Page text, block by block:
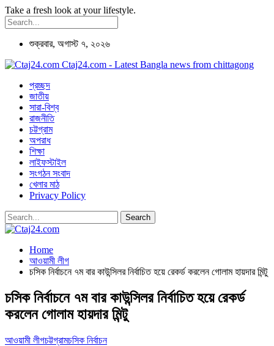
Take a fresh look at your lifestyle.
শুক্রবার, অগাস্ট ৭, ২০২৬
Ctaj24.com - Latest Bangla news from chittagong
প্রচ্ছদ
জাতীয়
সারা-বিশ্ব
রাজনীতি
চট্টগ্রাম
অপরাধ
শিক্ষা
লাইফস্টাইল
সংগঠন সংবাদ
খেলার মাঠ
Privacy Policy
Home
আওয়ামী লীগ
চসিক নির্বাচনে ৭ম বার কাউন্সিলর নির্বাচিত হয়ে রেকর্ড করলেন গোলাম হায়দার মিন্টু
চসিক নির্বাচনে ৭ম বার কাউন্সিলর নির্বাচিত হয়ে রেকর্ড
করলেন গোলাম হায়দার মিন্টু
আওয়ামী লীগচট্টগ্রামচসিক নির্বাচন